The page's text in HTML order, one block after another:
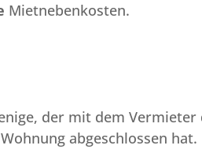
Mietnebenkosten.
der mit dem
abgeschlossen